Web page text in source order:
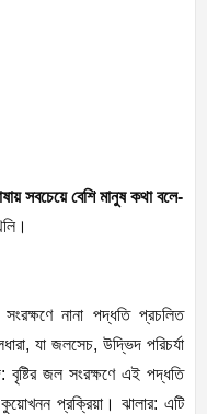
সবচেয়ে বেশি মানুষ কথা বলে-
নানা পদ্ধতি প্রচলিত
, যা জলসেচ, উদ্ভিদ পরিচর্যা
বৃষ্টির জল সংরক্ষণে এই পদ্ধতি
প্রক্রিয়া। ঝালার: এটি